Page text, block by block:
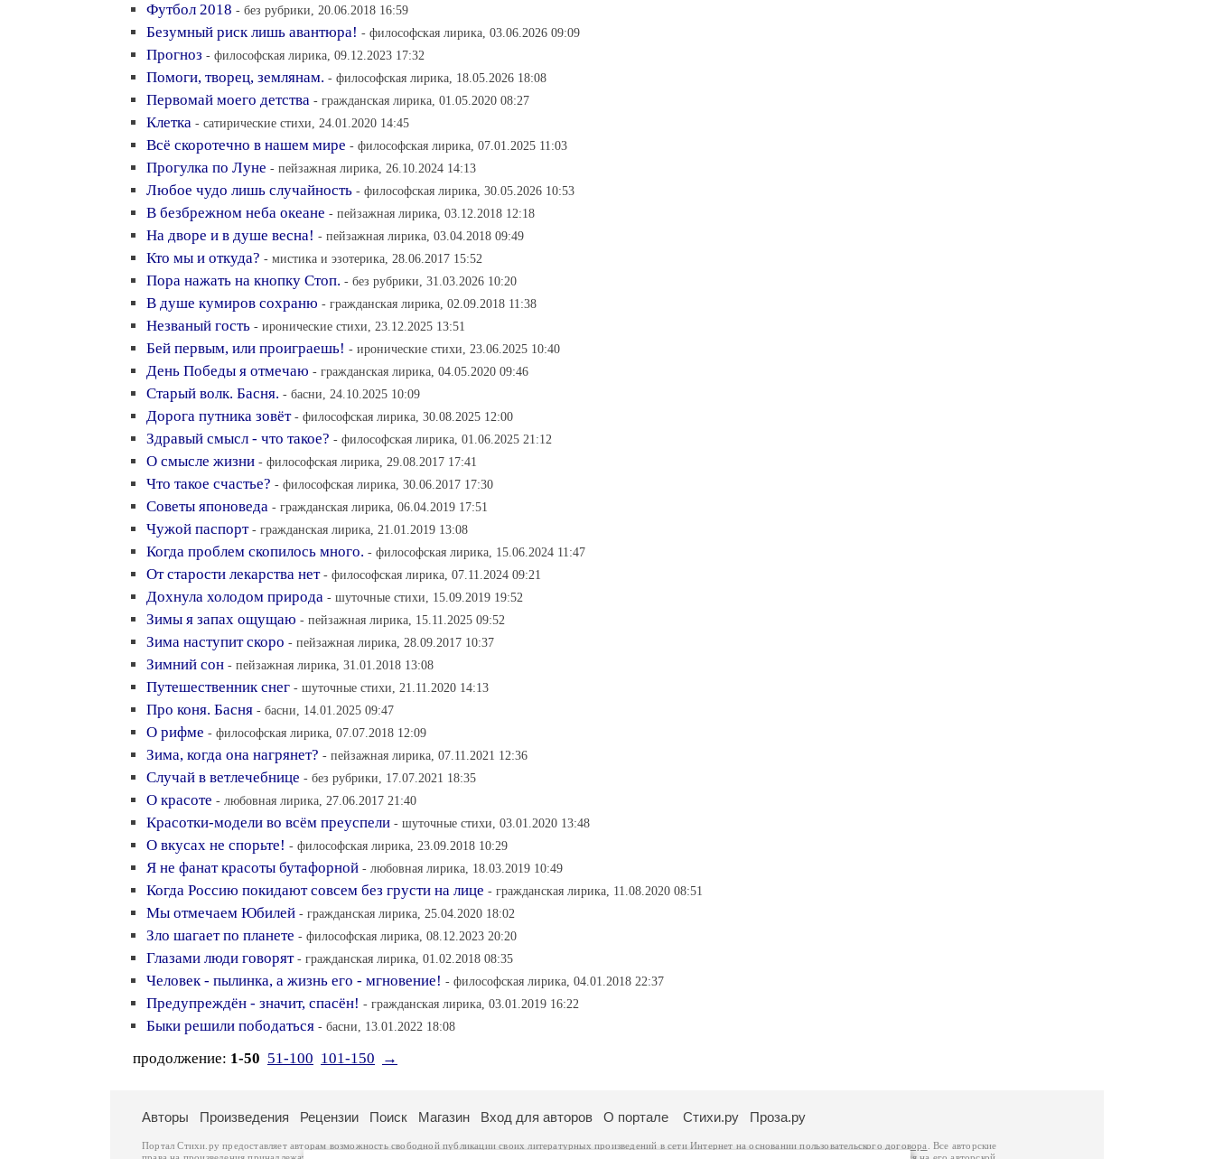
Футбол 2018 - без рубрики, 20.06.2018 16:59
Безумный риск лишь авантюра! - философская лирика, 03.06.2026 09:09
Прогноз - философская лирика, 09.12.2023 17:32
Помоги, творец, землянам. - философская лирика, 18.05.2026 18:08
Первомай моего детства - гражданская лирика, 01.05.2020 08:27
Клетка - сатирические стихи, 24.01.2020 14:45
Всё скоротечно в нашем мире - философская лирика, 07.01.2025 11:03
Прогулка по Луне - пейзажная лирика, 26.10.2024 14:13
Любое чудо лишь случайность - философская лирика, 30.05.2026 10:53
В безбрежном неба океане - пейзажная лирика, 03.12.2018 12:18
На дворе и в душе весна! - пейзажная лирика, 03.04.2018 09:49
Кто мы и откуда? - мистика и эзотерика, 28.06.2017 15:52
Пора нажать на кнопку Стоп. - без рубрики, 31.03.2026 10:20
В душе кумиров сохраню - гражданская лирика, 02.09.2018 11:38
Незваный гость - иронические стихи, 23.12.2025 13:51
Бей первым, или проиграешь! - иронические стихи, 23.06.2025 10:40
День Победы я отмечаю - гражданская лирика, 04.05.2020 09:46
Старый волк. Басня. - басни, 24.10.2025 10:09
Дорога путника зовёт - философская лирика, 30.08.2025 12:00
Здравый смысл - что такое? - философская лирика, 01.06.2025 21:12
О смысле жизни - философская лирика, 29.08.2017 17:41
Что такое счастье? - философская лирика, 30.06.2017 17:30
Советы японоведа - гражданская лирика, 06.04.2019 17:51
Чужой паспорт - гражданская лирика, 21.01.2019 13:08
Когда проблем скопилось много. - философская лирика, 15.06.2024 11:47
От старости лекарства нет - философская лирика, 07.11.2024 09:21
Дохнула холодом природа - шуточные стихи, 15.09.2019 19:52
Зимы я запах ощущаю - пейзажная лирика, 15.11.2025 09:52
Зима наступит скоро - пейзажная лирика, 28.09.2017 10:37
Зимний сон - пейзажная лирика, 31.01.2018 13:08
Путешественник снег - шуточные стихи, 21.11.2020 14:13
Про коня. Басня - басни, 14.01.2025 09:47
О рифме - философская лирика, 07.07.2018 12:09
Зима, когда она нагрянет? - пейзажная лирика, 07.11.2021 12:36
Случай в ветлечебнице - без рубрики, 17.07.2021 18:35
О красоте - любовная лирика, 27.06.2017 21:40
Красотки-модели во всём преуспели - шуточные стихи, 03.01.2020 13:48
О вкусах не спорьте! - философская лирика, 23.09.2018 10:29
Я не фанат красоты бутафорной - любовная лирика, 18.03.2019 10:49
Когда Россию покидают совсем без грусти на лице - гражданская лирика, 11.08.2020 08:51
Мы отмечаем Юбилей - гражданская лирика, 25.04.2020 18:02
Зло шагает по планете - философская лирика, 08.12.2023 20:20
Глазами люди говорят - гражданская лирика, 01.02.2018 08:35
Человек - пылинка, а жизнь его - мгновение! - философская лирика, 04.01.2018 22:37
Предупреждён - значит, спасён! - гражданская лирика, 03.01.2019 16:22
Быки решили пободаться - басни, 13.01.2022 18:08
продолжение: 1-50 51-100 101-150 →
Авторы Произведения Рецензии Поиск Магазин Вход для авторов О портале Стихи.ру Проза.ру
Портал Стихи.ру предоставляет авторам возможность свободной публикации своих литературных произведений в сети Интернет на основаниипользовательского договора
. Все авторские